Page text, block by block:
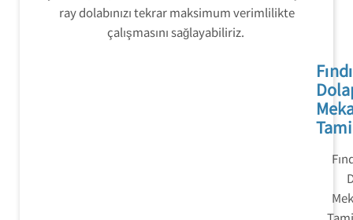
ray dolabınızı tekrar maksimum verimlilikte
çalışmasını sağlayabiliriz.